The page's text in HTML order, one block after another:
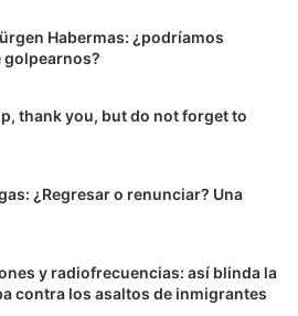
Habermas: ¿podríamos
golpearnos?
thank you, but do not forget to
¿Regresar o renunciar? Una
y radiofrecuencias: así blinda la
contra los asaltos de inmigrantes